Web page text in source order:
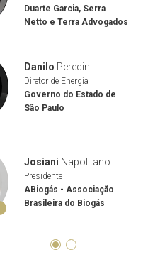
Duarte Garcia, Serra
Netto e Terra Advogados
Danilo Perecin
Diretor de Energia
Governo do Estado de
São Paulo
Josiani Napolitano
Presidente
ABiogás - Associação
Brasileira do Biogás